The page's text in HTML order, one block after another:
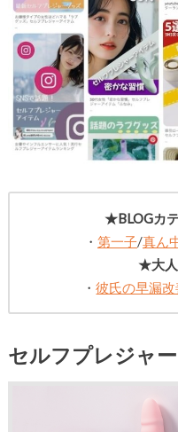
★BLOGカ
・ 第一子/真ん
★大
・彼氏の早漏
セルフプレジャ